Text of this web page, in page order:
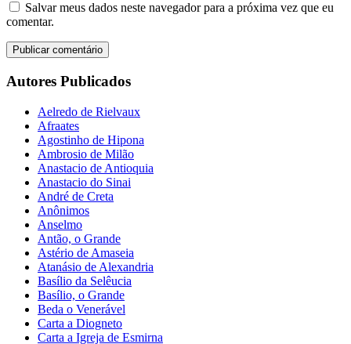
Salvar meus dados neste navegador para a próxima vez que eu
comentar.
Autores Publicados
Aelredo de Rielvaux
Afraates
Agostinho de Hipona
Ambrosio de Milão
Anastacio de Antioquia
Anastacio do Sinai
André de Creta
Anônimos
Anselmo
Antão, o Grande
Astério de Amaseia
Atanásio de Alexandria
Basílio da Selêucia
Basílio, o Grande
Beda o Venerável
Carta a Diogneto
Carta a Igreja de Esmirna